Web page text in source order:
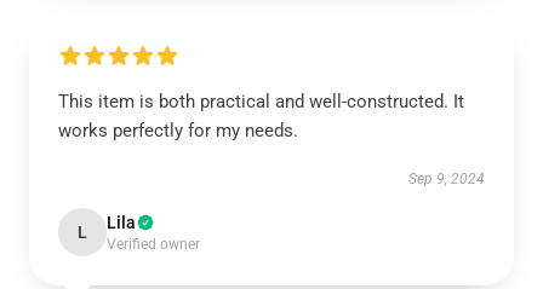
This item is both practical and well-constructed. It
works perfectly for my needs.
Sep 9, 2024
L Lila
Verified owner